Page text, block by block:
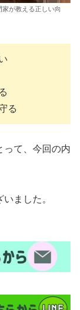
が教える正しい向
る
って、今回の内
ました。